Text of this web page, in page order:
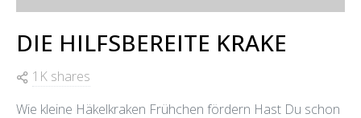
DIE HILFSBEREITE KRAKE
1K shares
Wie kleine Häkelkraken Frühchen fördern Hast Du schon